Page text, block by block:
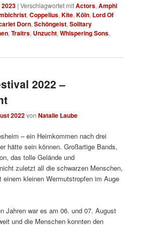
|Verschlagwortet mitActors,Amphi
,Coppelius,Kite,Köln, Lord Of
Dorn,Schöngeist,Solitary
,Traitrs, Unzucht,Whispering Sons,
2022 –
2022vonNatalie Laube
– ein Heimkommen nach drei
hätte sein können. Großartige Bands,
das tolle Gelände und
zuletzt all die schwarzen Menschen,
kleinen Wermutstropfen im Auge
Jahren war es am 06. und 07. August
und die Menschen konnten den